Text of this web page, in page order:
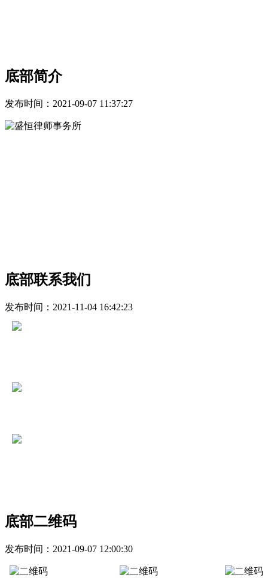
底部简介
发布时间： 2021-09-07 11:37:27
底部联系我们
发布时间： 2021-11-04 16:42:23
底部二维码
发布时间： 2021-09-07 12:00:30